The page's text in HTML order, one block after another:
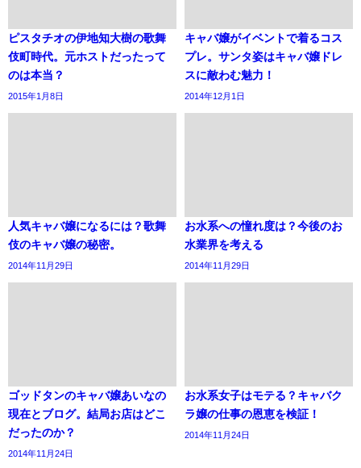
ピスタチオの伊地知大樹の歌舞
伎町時代。元ホストだったって
のは本当？
2015年1月8日
キャバ嬢がイベントで着るコス
プレ。サンタ姿はキャバ嬢ドレ
スに敵わむ魅力！
2014年12月1日
人気キャバ嬢になるには？歌舞
伎のキャバ嬢の秘密。
2014年11月29日
お水系への憧れ度は？今後のお
水業界を考える
2014年11月29日
ゴッドタンのキャバ嬢あいなの
現在とブログ。結局お店はどこ
だったのか？
2014年11月24日
お水系女子はモテる？キャバク
ラ嬢の仕事の恩恵を検証！
2014年11月24日